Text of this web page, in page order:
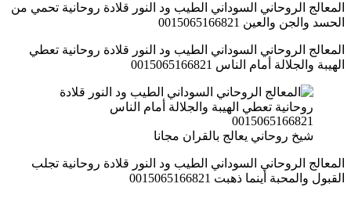
المعالج الروحاني السوداني الطيب ود النور قلادة روحانية تحمي من
الحسد والجن والعين 0015065166821
المعالج الروحاني السوداني الطيب ود النور قلادة روحانية تعطي
الهيبة والجلالة أمام الناس 0015065166821
شيخ روحاني يعالج بالقران مجانا
المعالج الروحاني السوداني الطيب ود النور قلادة روحانية تجلب
القبول والمحبة أينما ذهبت 0015065166821